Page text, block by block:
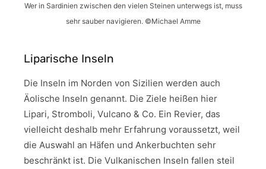
Wer in Sardinien zwischen den vielen Steinen unterwegs ist, muss
sehr sauber navigieren. ©Michael Amme
Liparische Inseln
Die Inseln im Norden von Sizilien werden auch
Äolische Inseln genannt. Die Ziele heißen hier
Lipari, Stromboli, Vulcano & Co. Ein Revier, das
vielleicht deshalb mehr Erfahrung voraussetzt, weil
die Auswahl an Häfen und Ankerbuchten sehr
beschränkt ist. Die Vulkanischen Inseln fallen steil